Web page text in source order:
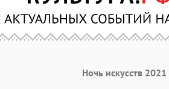
Ночь искусств 2021